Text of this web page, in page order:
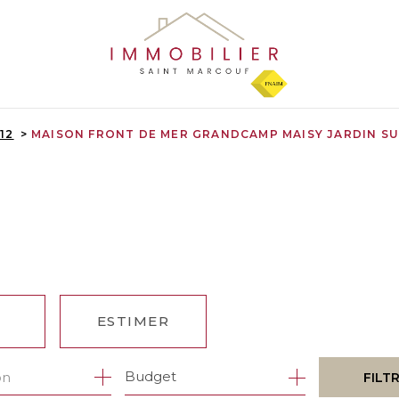
MAISON FRONT DE MER GRANDCAMP MAISY JARDIN
ESTIMER
Budget